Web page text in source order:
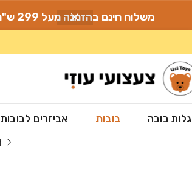
משלוח חינם בהזמנה מעל 299 ש"ח
בובה בובות אביזרים לבובות